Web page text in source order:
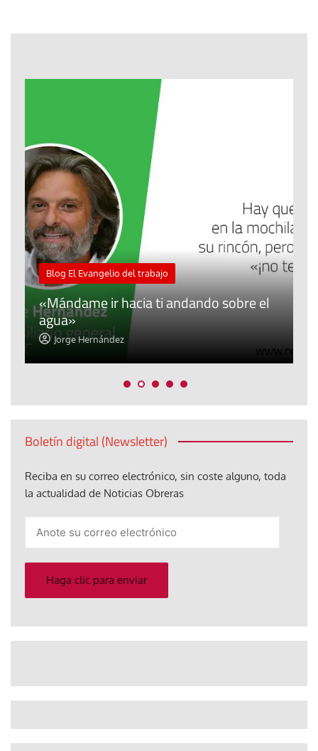
Blog El Evangelio del trabajo
«Mándame ir hacia ti andando sobre el
agua»
Jorge Hernández
Boletín digital (Newsletter)
Reciba en su correo electrónico, sin coste alguno, toda
la actualidad de Noticias Obreras
electrónico
Haga clic para enviar